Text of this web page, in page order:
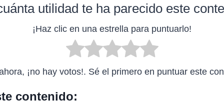
utilidad te ha parecido este
¡Haz clic en una estrella para puntuarlo!
¡no hay votos!. Sé el primero en puntuar este
contenido: